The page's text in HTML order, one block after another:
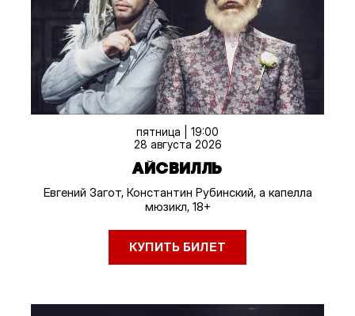
пятница | 19:00
28 августа 2026
АЙСВИЛЛЬ
Евгений Загот, Константин Рубинский, а капелла
мюзикл, 18+
КУПИТЬ БИЛЕТ